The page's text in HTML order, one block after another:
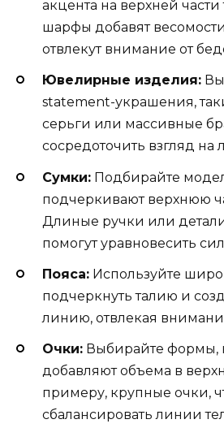
акцента на верхней части
шарфы добавят
отвлекут внимание от
Ювелирные изделия:
statement-украшения,
серьги или массивные
сосредоточить взгляд на
Сумки: Подбирайте
подчеркивают верхнюю
Длиные ручки или
помогут уравновесить
Пояса: Используйте
подчеркнуть талию и
линию, отвлекая
Очки: Выбирайте формы,
добавляют объема в
примеру, крупные очки,
сбалансировать линии